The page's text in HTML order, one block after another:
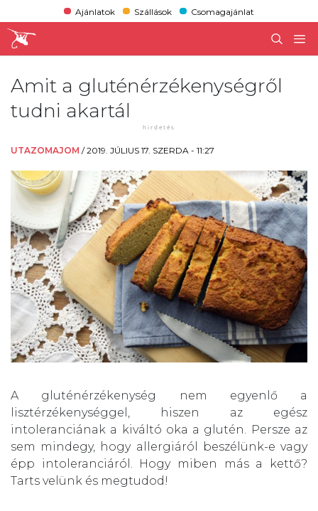
Ajánlatok Szállások Csomagajánlat
Amit a gluténérzékenységről
tudni akartál
UTAZOMAJOM /2019. JÚLIUS 17. SZERDA - 11:27
A gluténérzékenység nem egyenlő a
lisztérzékenységgel, hiszen az egész
intoleranciának a kiváltó oka a glutén. Persze az
sem mindegy, hogy allergiáról beszélünk-e vagy
épp intoleranciáról. Hogy miben más a kettő?
Tarts velünk és megtudod!